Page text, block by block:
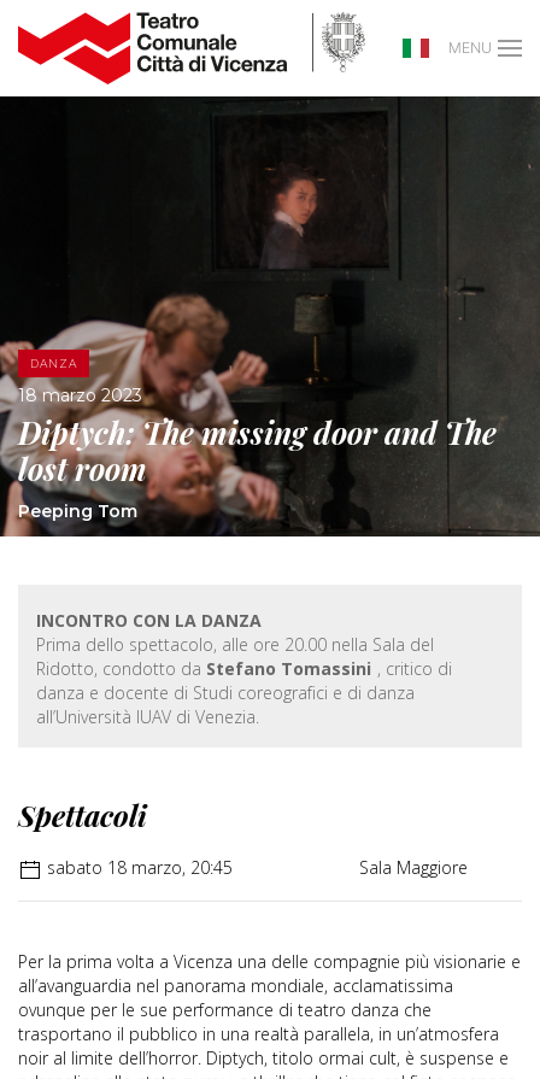
MENU
DANZA
18 marzo 2023
Diptych: The missing door and The
lost room
Peeping Tom
INCONTRO CON LA DANZA
Prima dello spettacolo, alle ore 20.00 nella Sala del
Ridotto, condotto da Stefano Tomassini , critico di
danza e docente di Studi coreografici e di danza
all’Università IUAV di Venezia.
Spettacoli
sabato 18 marzo, 20:45 Sala Maggiore
Per la prima volta a Vicenza una delle compagnie più visionarie e
all’avanguardia nel panorama mondiale, acclamatissima
ovunque per le sue performance di teatro danza che
trasportano il pubblico in una realtà parallela, in un’atmosfera
noir al limite dell’horror. Diptych, titolo ormai cult, è suspense e